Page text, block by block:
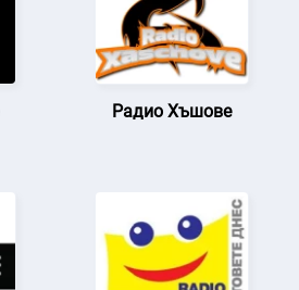
Радио Хъшове